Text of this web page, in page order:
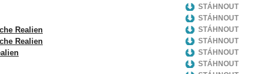
STÁHNOUT
STÁHNOUT
Realien
STÁHNOUT
Realien
STÁHNOUT
STÁHNOUT
STÁHNOUT